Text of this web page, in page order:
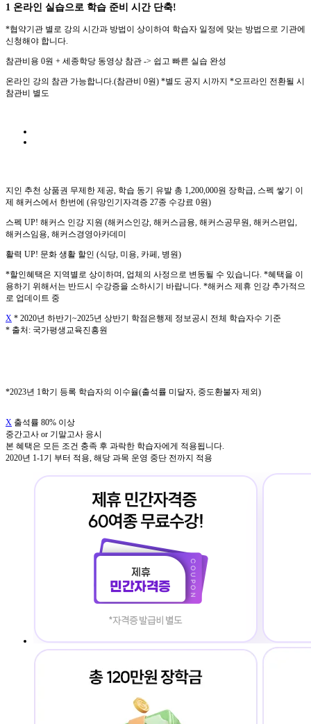
1 온라인 실습으로 학습 준비 시간 단축!
*협약기관 별로 강의 시간과 방법이 상이하여 학습자 일정에 맞는 방법으로 기관에
신청해야 합니다.
참관비용 0원 + 세종학당 동영상 참관 -> 쉽고 빠른 실습 완성
온라인 강의 참관 가능합니다.(참관비 0원) *별도 공지 시까지 *오프라인 전환될 시
참관비 별도
지인 추천 상품권 무제한 제공, 학습 동기 유발 총 1,200,000원 장학급, 스펙 쌓기 이
제 해커스에서 한번에 (유망인기자격증 27종 수강료 0원)
스펙 UP! 해커스 인강 지원 (해커스인강, 해커스금융, 해커스공무원, 해커스편입,
해커스임용, 해커스경영아카데미
활력 UP! 문화 생활 할인 (식당, 미용, 카페, 병원)
*할인혜택은 지역별로 상이하며, 업체의 사정으로 변동될 수 있습니다. *혜택을 이
용하기 위해서는 반드시 수강증을 소하시기 바랍니다. *해커스 제휴 인강 추가적으
로 업데이트 중
X * 2020년 하반기~2025년 상반기 학점은행제 정보공시 전체 학습자수 기준
* 출처: 국가평생교육진흥원
*2023년 1학기 등록 학습자의 이수율(출석률 미달자, 중도환불자 제외)
X 출석률 80% 이상
중간고사 or 기말고사 응시
본 혜택은 모든 조건 충족 후 과락한 학습자에게 적용됩니다.
2020년 1-1기 부터 적용, 해당 과목 운영 중단 전까지 적용